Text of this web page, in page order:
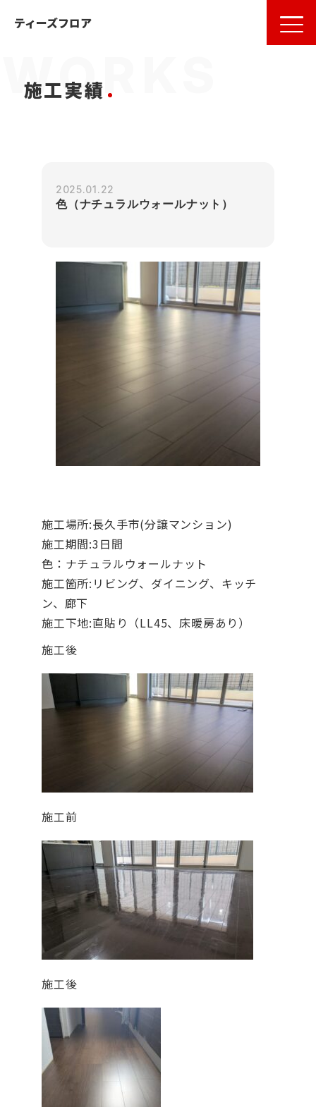
名古屋 フローリング
ティーズフロア
施工実績
2025.01.22
色（ナチュラルウォールナット）
施工場所:長久手市(分譲マンション)
施工期間:3日間
色：ナチュラルウォールナット
施工箇所:リビング、ダイニング、キッチ
ン、廊下
施工下地:直貼り（LL45、床暖房あり）
施工後
施工前
施工後